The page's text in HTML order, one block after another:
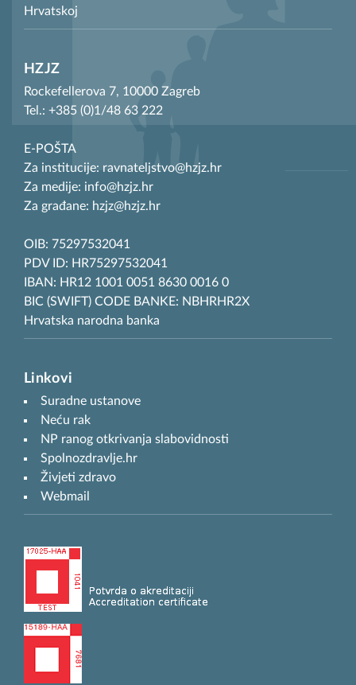
Hrvatskoj
HZJZ
Rockefellerova 7, 10000 Zagreb
Tel.: +385 (0)1/48 63 222
E-POŠTA
Za institucije: ravnateljstvo@hzjz.hr
Za medije: info@hzjz.hr
Za građane: hzjz@hzjz.hr
OIB: 75297532041
PDV ID: HR75297532041
IBAN: HR12 1001 0051 8630 0016 0
BIC (SWIFT) CODE BANKE: NBHRHR2X
Hrvatska narodna banka
Linkovi
Suradne ustanove
Neću rak
NP ranog otkrivanja slabovidnosti
Spolnozdravlje.hr
Živjeti zdravo
Webmail